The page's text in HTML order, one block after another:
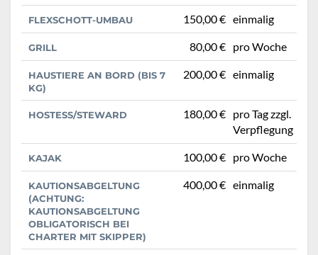
FLEXSCHOTT-UMBAU 150,00 € einmalig
GRILL 80,00 € pro Woche
HAUSTIERE AN BORD (BIS 7
KG)
200,00 € einmalig
HOSTESS/STEWARD 180,00 € pro Tag zzgl.
Verpflegung
KAJAK 100,00 € pro Woche
KAUTIONSABGELTUNG
(ACHTUNG:
KAUTIONSABGELTUNG
OBLIGATORISCH BEI
CHARTER MIT SKIPPER)
400,00 € einmalig